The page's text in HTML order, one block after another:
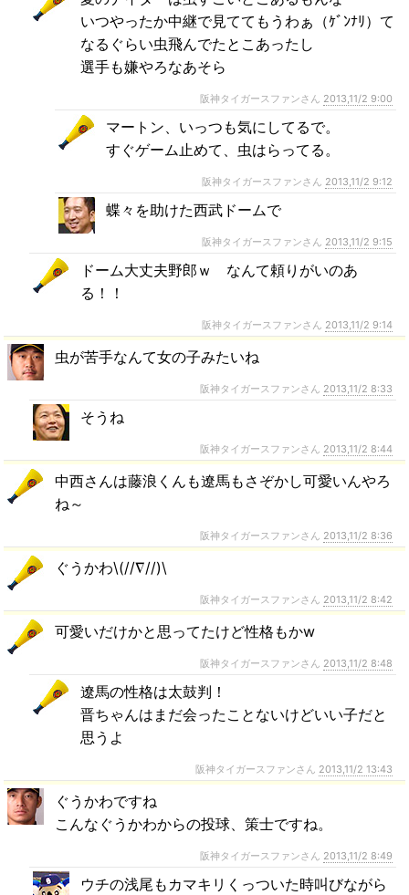
いつやったか中継で見ててもうわぁ（ｹﾞﾝﾅﾘ）て
なるぐらい虫飛んでたとこあったし
選手も嫌やろなあそら
阪神タイガースファンさん 2013,11/2 9:00
マートン、いっつも気にしてるで。
すぐゲーム止めて、虫はらってる。
阪神タイガースファンさん 2013,11/2 9:12
蝶々を助けた西武ドームで
阪神タイガースファンさん 2013,11/2 9:15
ドーム大丈夫野郎ｗ なんて頼りがいのあ
る！！
阪神タイガースファンさん 2013,11/2 9:14
虫が苦手なんて女の子みたいね
阪神タイガースファンさん 2013,11/2 8:33
そうね
阪神タイガースファンさん 2013,11/2 8:44
中西さんは藤浪くんも遼馬もさぞかし可愛いんやろ
ね～
阪神タイガースファンさん 2013,11/2 8:36
ぐうかわ\(//∇//)\
阪神タイガースファンさん 2013,11/2 8:42
可愛いだけかと思ってたけど性格もかw
阪神タイガースファンさん 2013,11/2 8:48
遼馬の性格は太鼓判！
晋ちゃんはまだ会ったことないけどいい子だと
思うよ
阪神タイガースファンさん 2013,11/2 13:43
ぐうかわですね
こんなぐうかわからの投球、策士ですね。
阪神タイガースファンさん 2013,11/2 8:49
ウチの浅尾もカマキリくっついた時叫びながら